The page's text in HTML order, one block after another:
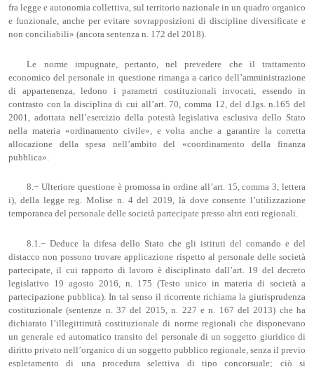
fra legge e autonomia collettiva, sul territorio nazionale in un quadro organico
e funzionale, anche per evitare sovrapposizioni di discipline diversificate e
non conciliabili» (ancora sentenza n. 172 del 2018).
Le norme impugnate, pertanto, nel prevedere che il trattamento
economico del personale in questione rimanga a carico dell’amministrazione
di appartenenza, ledono i parametri costituzionali invocati, essendo in
contrasto con la disciplina di cui all’art. 70, comma 12, del d.lgs. n.165 del
2001, adottata nell’esercizio della potestà legislativa esclusiva dello Stato
nella materia «ordinamento civile», e volta anche a garantire la corretta
allocazione della spesa nell’ambito del «coordinamento della finanza
pubblica».
8.− Ulteriore questione è promossa in ordine all’art. 15, comma 3, lettera
i), della legge reg. Molise n. 4 del 2019, là dove consente l’utilizzazione
temporanea del personale delle società partecipate presso altri enti regionali.
8.1.− Deduce la difesa dello Stato che gli istituti del comando e del
distacco non possono trovare applicazione rispetto al personale delle società
partecipate, il cui rapporto di lavoro è disciplinato dall’art. 19 del decreto
legislativo 19 agosto 2016, n. 175 (Testo unico in materia di società a
partecipazione pubblica). In tal senso il ricorrente richiama la giurisprudenza
costituzionale (sentenze n. 37 del 2015, n. 227 e n. 167 del 2013) che ha
dichiarato l’illegittimità costituzionale di norme regionali che disponevano
un generale ed automatico transito del personale di un soggetto giuridico di
diritto privato nell’organico di un soggetto pubblico regionale, senza il previo
espletamento di una procedura selettiva di tipo concorsuale; ciò si